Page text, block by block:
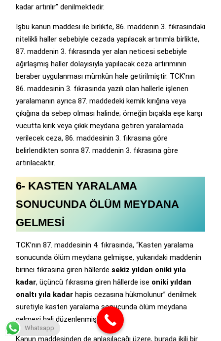
kadar artırılır” denilmektedir.
İşbu kanun maddesi ile birlikte, 86. maddenin 3. fıkrasındaki
nitelikli haller sebebiyle cezada yapılacak artırımla birlikte,
87. maddenin 3. fıkrasında yer alan neticesi sebebiyle
ağırlaşmış haller dolayısıyla yapılacak ceza artırımının
beraber uygulanması mümkün hale getirilmiştir. TCK’nın
86. maddesinin 3. fıkrasında yazılı olan hallerle işlenen
yaralamanın ayrıca 87. maddedeki kemik kırığına veya
çıkığına da sebep olması halinde; örneğin bıçakla eşe karşı
vücutta kırık veya çıkık meydana getiren yaralamada
verilecek ceza, 86. maddesinin 3. fıkrasına göre
belirlendikten sonra 87. maddenin 3. fıkrasına göre
artırılacaktır.
6- KASTEN YARALAMA
SONUCUNDA ÖLÜM MEYDANA
GELMESİ
TCK’nın 87. maddesinin 4. fıkrasında, “Kasten yaralama
sonucunda ölüm meydana gelmişse, yukarıdaki maddenin
birinci fıkrasına giren hâllerde sekiz yıldan oniki yıla
kadar, üçüncü fıkrasına giren hâllerde ise oniki yıldan
onaltı yıla kadarhapis cezasına hükmolunur” denilmek
suretiyle kasten yaralama sonucunda ölüm meydana
gelmesi hali düzenlenmiştir.
Kanun maddesinden de anlaşılacağı üzere, burada ikili bir
Whatsapp